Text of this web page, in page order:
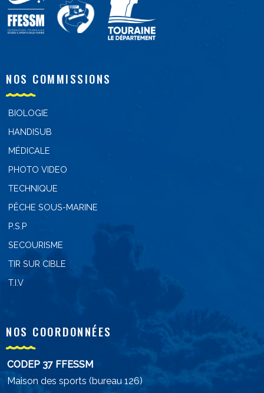
NOS COMMISSIONS
BIOLOGIE
HANDISUB
MÉDICALE
PHOTO VIDEO
TECHNIQUE
PÊCHE SOUS-MARINE
P.S.P
SECOURISME
TIR SUR CIBLE
T.I.V
NOS COORDONNÉES
CODEP 37 FFESSM
Maison des sports (bureau 126)